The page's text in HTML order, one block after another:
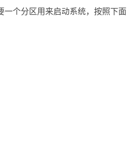
个分区用来启动系统，按照下面